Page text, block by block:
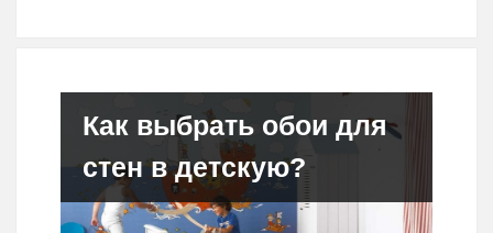
Как выбрать обои для
стен в детскую?